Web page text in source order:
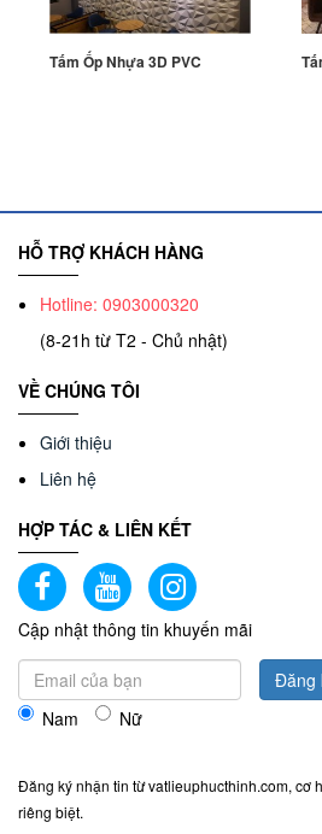
Tấm Ốp Nhựa 3D PVC
HỖ TRỢ KHÁCH HÀNG
Hotline: 0903000320
(8-21h từ T2 - Chủ nhật)
VỀ CHÚNG TÔI
Giới thiệu
Liên hệ
HỢP TÁC & LIÊN KẾT
Cập nhật thông tin khuyến mãi
Nam Nữ
Đăng
Đăng ký nhận tin từ vatlieuphucthinh.com, cơ
riêng biệt.